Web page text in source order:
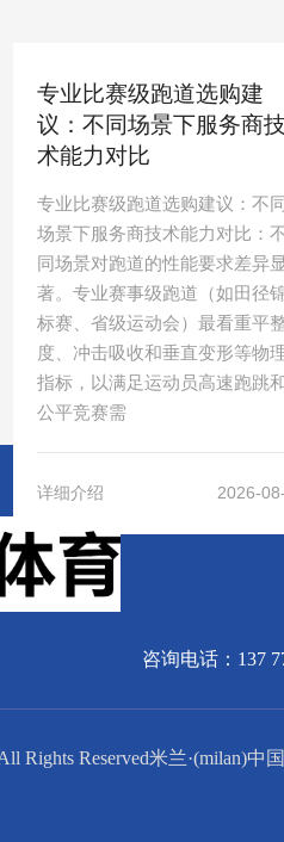
专业比赛级跑道选购建
议：不同场景下服务商技
术能力对比
专业比赛级跑道选购建议：不同
场景下服务商技术能力对比：
同场景对跑道的性能要求差异显
著。专业赛事级跑道（如田径
标赛、省级运动会）最看重平
度、冲击吸收和垂直变形等物
指标，以满足运动员高速跑跳和
公平竞赛需
详细介绍 2026-
咨询电话：137
Rights Reserved米兰